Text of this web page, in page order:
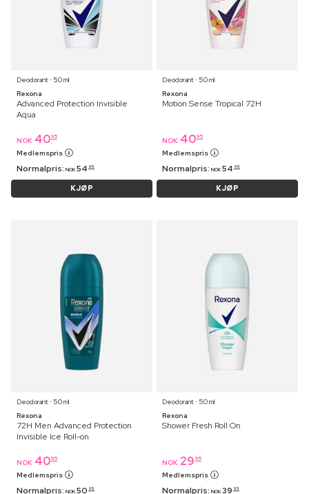
Deodorant ⋅ 50 ml
Rexona
Advanced Protection Invisible
Aqua
NOK 4095
Medlemspris
Normalpris: NOK 54 95
KJØP
Deodorant ⋅ 50 ml
Rexona
Motion Sense Tropical 72H
NOK 4095
Medlemspris
Normalpris: NOK 54 95
KJØP
Deodorant ⋅ 50 ml
Rexona
72H Men Advanced Protection
Invisible Ice Roll-on
NOK 4095
Medlemspris
Normalpris: NOK 50 95
Deodorant ⋅ 50 ml
Rexona
Shower Fresh Roll On
NOK 29 95
Medlemspris
Normalpris: NOK 39 95